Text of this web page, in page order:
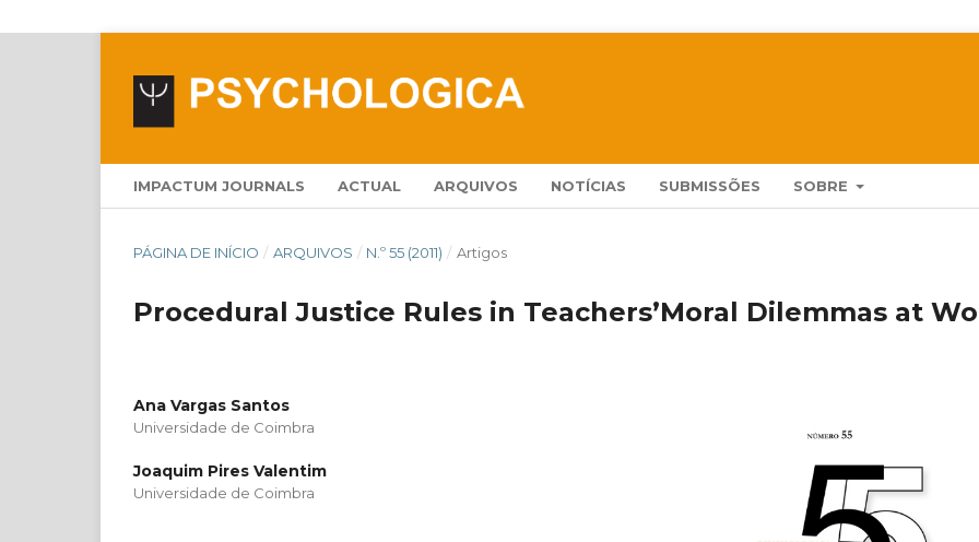
IMPACTUM JOURNALS ACTUAL ARQUIVOS NOTÍCIAS SUBMISSÕES SOBRE
PÁGINA DE INÍCIO / ARQUIVOS / N.º 55 (2011) / Artigos
Procedural Justice Rules in Teachers’Moral Dilemmas at
Ana Vargas Santos
Universidade de Coimbra
Joaquim Pires Valentim
Universidade de Coimbra